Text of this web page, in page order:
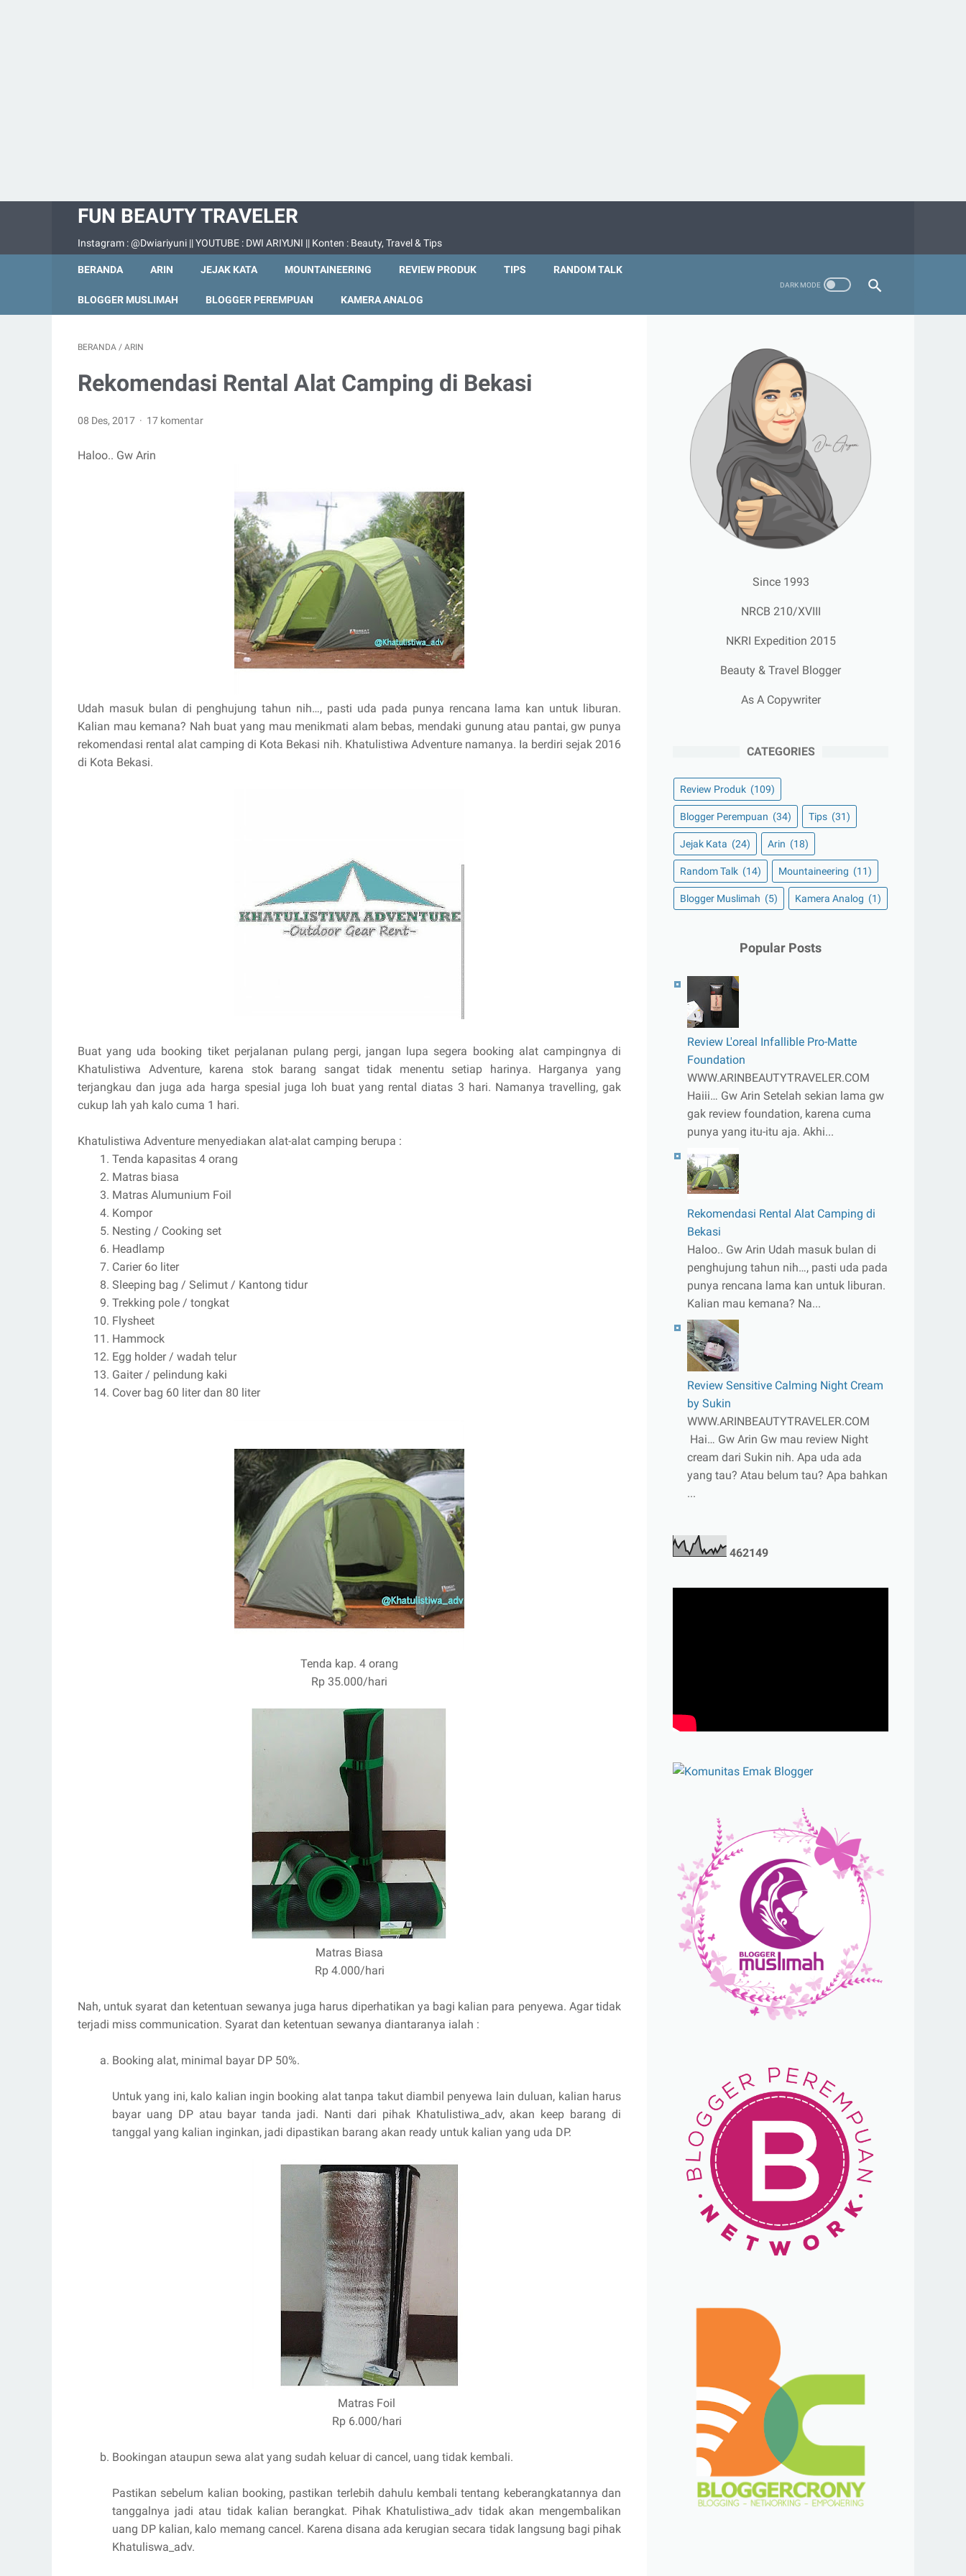
FUN BEAUTY TRAVELER
Instagram : @Dwiariyuni || YOUTUBE : DWI ARIYUNI || Konten : Beauty, Travel & Tips
BERANDA ARIN JEJAK KATA MOUNTAINEERING REVIEW PRODUK TIPS RANDOM TALK
BLOGGER MUSLIMAH BLOGGER PEREMPUAN KAMERA ANALOG
BERANDA / ARIN
Rekomendasi Rental Alat Camping di Bekasi
08 Des, 2017 17 komentar
Haloo.. Gw Arin
Udah masuk bulan di penghujung tahun nih…, pasti uda pada punya rencana lama kan untuk liburan.
Kalian mau kemana? Nah buat yang mau menikmati alam bebas, mendaki gunung atau pantai, gw punya
rekomendasi rental alat camping di Kota Bekasi nih. Khatulistiwa Adventure namanya. Ia berdiri sejak 2016
di Kota Bekasi.
Buat yang uda booking tiket perjalanan pulang pergi, jangan lupa segera booking alat campingnya di
Khatulistiwa Adventure, karena stok barang sangat tidak menentu setiap harinya. Harganya yang
terjangkau dan juga ada harga spesial juga loh buat yang rental diatas 3 hari. Namanya travelling, gak
cukup lah yah kalo cuma 1 hari.
Khatulistiwa Adventure menyediakan alat-alat camping berupa :
Tenda kapasitas 4 orang
Matras biasa
Matras Alumunium Foil
Kompor
Nesting / Cooking set
Headlamp
Carier 6o liter
Sleeping bag / Selimut / Kantong tidur
Trekking pole / tongkat
Flysheet
Hammock
Egg holder / wadah telur
Gaiter / pelindung kaki
Cover bag 60 liter dan 80 liter
Tenda kap. 4 orang
Rp 35.000/hari
Matras Biasa
Rp 4.000/hari
Nah, untuk syarat dan ketentuan sewanya juga harus diperhatikan ya bagi kalian para penyewa. Agar tidak
terjadi miss communication. Syarat dan ketentuan sewanya diantaranya ialah :
Booking alat, minimal bayar DP 50%.
Untuk yang ini, kalo kalian ingin booking alat tanpa takut diambil penyewa lain duluan, kalian harus
bayar uang DP atau bayar tanda jadi. Nanti dari pihak Khatulistiwa_adv, akan keep barang di
tanggal yang kalian inginkan, jadi dipastikan barang akan ready untuk kalian yang uda DP.
Matras Foil
Rp 6.000/hari
Bookingan ataupun sewa alat yang sudah keluar di cancel, uang tidak kembali.
Pastikan sebelum kalian booking, pastikan terlebih dahulu kembali tentang keberangkatannya dan
tanggalnya jadi atau tidak kalian berangkat. Pihak Khatulistiwa_adv tidak akan mengembalikan
uang DP kalian, kalo memang cancel. Karena disana ada kerugian secara tidak langsung bagi pihak
Khatuliswa_adv.
Since 1993
NRCB 210/XVIII
NKRI Expedition 2015
Beauty & Travel Blogger
As A Copywriter
CATEGORIES
Review Produk (109)
Blogger Perempuan (34) Tips (31)
Jejak Kata (24) Arin (18)
Random Talk (14) Mountaineering (11)
Blogger Muslimah (5) Kamera Analog (1)
Popular Posts
Review L'oreal Infallible Pro-Matte
Foundation
WWW.ARINBEAUTYTRAVELER.COM
Haiii… Gw Arin Setelah sekian lama gw
gak review foundation, karena cuma
punya yang itu-itu aja. Akhi...
Rekomendasi Rental Alat Camping di
Bekasi
Haloo.. Gw Arin Udah masuk bulan di
penghujung tahun nih…, pasti uda pada
punya rencana lama kan untuk liburan.
Kalian mau kemana? Na...
Review Sensitive Calming Night Cream
by Sukin
WWW.ARINBEAUTYTRAVELER.COM
Hai… Gw Arin Gw mau review Night
cream dari Sukin nih. Apa uda ada
yang tau? Atau belum tau? Apa bahkan
...
462149